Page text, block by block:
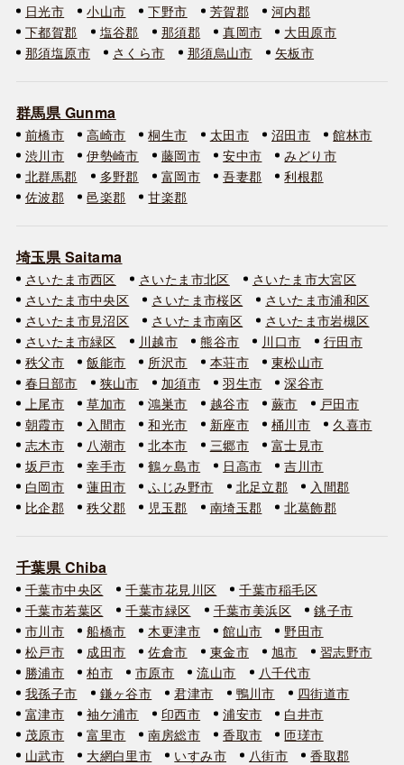
日光市
小山市 下野市 芳賀郡
河内郡
下都賀郡
塩谷郡 那須郡 真岡市
大田原市
那須塩原市
さくら市 那須烏山市 矢板市
群馬県 Gunma
前橋市 高崎市 桐生市 太田市 沼田市
館林市
渋川市
伊勢崎市 藤岡市 安中市
みどり市
北群馬郡
多野郡 富岡市 吾妻郡
利根郡
佐波郡
邑楽郡 甘楽郡
埼玉県 Saitama
さいたま市西区 さいたま市北区
さいたま市大宮区
さいたま市中央区
さいたま市桜区
さいたま市浦和区
さいたま市見沼区
さいたま市南区
さいたま市岩槻区
さいたま市緑区
川越市 熊谷市 川口市
行田市
秩父市
飯能市 所沢市 本荘市
東松山市
春日部市
狭山市 加須市 羽生市
深谷市
上尾市
草加市 鴻巣市 越谷市 蕨市
戸田市
朝霞市
入間市 和光市 新座市 桶川市
久喜市
志木市
八潮市 北本市 三郷市
富士見市
坂戸市
幸手市 鶴ヶ島市 日高市
吉川市
白岡市
蓮田市 ふじみ野市 北足立郡
入間郡
比企郡
秩父郡 児玉郡 南埼玉郡 北葛飾郡
千葉県 Chiba
千葉市中央区 千葉市花見川区
千葉市稲毛区
千葉市若葉区
千葉市緑区 千葉市美浜区
銚子市
市川市
船橋市 木更津市 館山市
野田市
松戸市
成田市 佐倉市 東金市 旭市
習志野市
勝浦市
柏市 市原市 流山市
八千代市
我孫子市
鎌ヶ谷市 君津市 鴨川市
四街道市
富津市
袖ケ浦市 印西市 浦安市
白井市
茂原市
富里市 南房総市 香取市
匝瑳市
山武市
大網白里市 いすみ市 八街市
香取郡